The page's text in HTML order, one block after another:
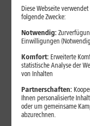
Geräte & Hardware
Smartwatch
unterstützt
Eine Smartwatch macht
sichtbar. Erfahre, wie Du
keine medizinische
Mehr erfahren
Diese Webseite
folgende Zwecke:
Notwendig:
Einwilligungen
Komfort: Erweiterte
statistische Analyse der
von Inhalten
Partnerschaften:
Ihnen personalisierte
oder um gemeinsame
abzurechnen.